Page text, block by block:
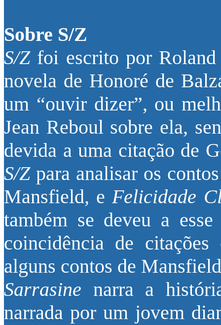
Sobre S/Z
S/Zfoi escrito por Roland
novela de Honoré de
um “ouvir dizer”, ou
Jean Reboul sobre ela,
devida a uma citação de
S/Zpara analisar os
Mansfield, eFelicidade
também se deveu a
coincidência de
alguns contos de
Sarrasine narra a
narrada por um jovem